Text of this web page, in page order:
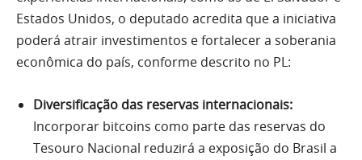
Estados Unidos, o deputado acredita que a iniciativa
poderá atrair investimentos e fortalecer a soberania
econômica do país, conforme descrito no PL:
Diversificação das reservas internacionais:
Incorporar bitcoins como parte das reservas do
Tesouro Nacional reduzirá a exposição do Brasil a